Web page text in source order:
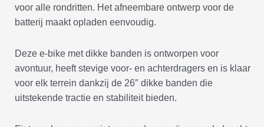
voor alle rondritten. Het afneembare ontwerp voor de
batterij maakt opladen eenvoudig.
Deze e-bike met dikke banden is ontworpen voor
avontuur, heeft stevige voor- en achterdragers en is klaar
voor elk terrein dankzij de 26″ dikke banden die
uitstekende tractie en stabiliteit bieden.